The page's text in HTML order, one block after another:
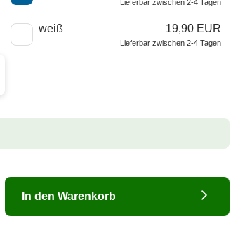
Lieferbar zwischen 2-4 Tagen
weiß 19,90 EUR
Lieferbar zwischen 2-4 Tagen
In den Warenkorb